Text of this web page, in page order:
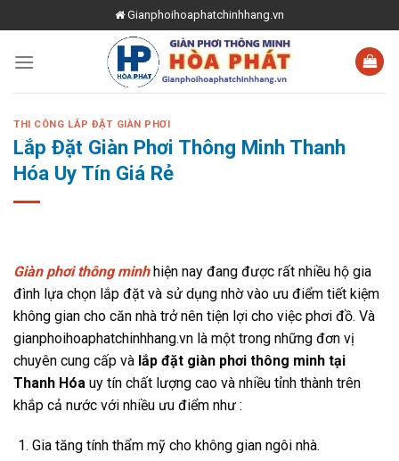
to
content
Gianphoihoaphatchinhhang.vn
THI CÔNG LẮP ĐẶT GIÀN PHƠI
Lắp Đặt Giàn Phơi Thông Minh Thanh
Hóa Uy Tín Giá Rẻ
Giàn phơi thông minhhiện nay đang được rất nhiều hộ gia
đình lựa chọn lắp đặt và sử dụng nhờ vào ưu điểm tiết kiệm
không gian cho căn nhà trở nên tiện lợi cho việc phơi đồ. Và
gianphoihoaphatchinhhang.vn là một trong những đơn vị
chuyên cung cấp và lắp đặt giàn phơi thông minh tại
Thanh Hóa uy tín chất lượng cao và nhiều tỉnh thành trên
khắp cả nước với nhiều ưu điểm như :
Gia tăng tính thẩm mỹ cho không gian ngôi nhà.